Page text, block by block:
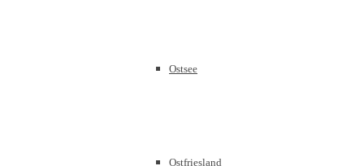
Ostsee
Ostfriesland